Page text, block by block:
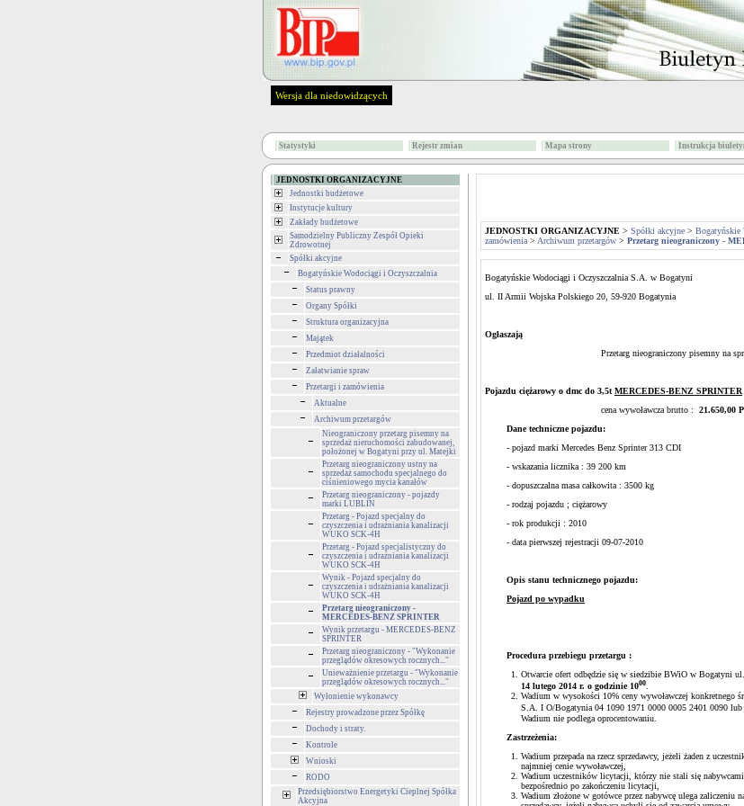
Wersja dla niedowidzących
Statystyki Rejestr zmian Mapa strony Instrukcja
JEDNOSTKI ORGANIZACYJNE
Jednostki budżetowe
Instytucje kultury
Zakłady budżetowe
Samodzielny Publiczny Zespół Opieki
Zdrowotnej
Spółki akcyjne
Bogatyńskie Wodociągi i Oczyszczalnia
Status prawny
Organy Spółki
Struktura organizacyjna
Majątek
Przedmiot działalności
Załatwianie spraw
Przetargi i zamówienia
Aktualne
Archiwum przetargów
Nieograniczony przetarg pisemny na
sprzedaż nieruchomości zabudowanej,
położonej w Bogatyni przy ul. Matejki
Przetarg nieograniczony ustny na
sprzedaż samochodu specjalnego do
ciśnieniowego mycia kanałów
Przetarg nieograniczony - pojazdy
marki LUBLIN
Przetarg - Pojazd specjalny do
czyszczenia i udrażniania kanalizacji
WUKO SCK-4H
Przetarg - Pojazd specjalistyczny do
czyszczenia i udrażniania kanalizacji
WUKO SCK-4H
Wynik - Pojazd specjalny do
czyszczenia i udrażniania kanalizacji
WUKO SCK-4H
Przetarg nieograniczony -
MERCEDES-BENZ SPRINTER
Wynik przetargu - MERCEDES-BENZ
SPRINTER
Przetarg nieograniczony - "Wykonanie
przeglądów okresowych rocznych..."
Unieważnienie przetargu - "Wykonanie
przeglądów okresowych rocznych..."
Wyłonienie wykonawcy
Rejestry prowadzone przez Spółkę
Dochody i straty.
Kontrole
Wnioski
RODO
Przedsiębiorstwo Energetyki Cieplnej Spółka
Akcyjna
JEDNOSTKI ORGANIZACYJNE > Spółki akcyjne > Bogatyńskie
zamówienia > Archiwum przetargów > Przetarg nieograniczony -
Bogatyńskie Wodociągi i Oczyszczalnia S.A. w Bogatyni
ul. II Armii Wojska Polskiego 20, 59-920 Bogatynia
Ogłaszają
Przetarg nieograniczony pisemny na
Pojazdu ciężarowy o dmc do 3,5t MERCEDES-BENZ SPRINTER
cena wywoławcza brutto : 21.650,00
Dane techniczne pojazdu:
- pojazd marki Mercedes Benz Sprinter 313 CDI
- wskazania licznika : 39 200 km
- dopuszczalna masa całkowita : 3500 kg
- rodzaj pojazdu ; ciężarowy
- rok produkcji : 2010
- data pierwszej rejestracji 09-07-2010
Opis stanu technicznego pojazdu:
Pojazd po wypadku
Procedura przebiegu przetargu :
Otwarcie ofert odbędzie się w siedzibie BWiO w Bogatyni
14 lutego 2014 r. o godzinie 1000.
Wadium w wysokości 10% ceny wywoławczej konkretnego
S.A. I O/Bogatynia 04 1090 1971 0000 0005 2401 0090
Wadium nie podlega
Zastrzeżenia:
Wadium przepada na rzecz sprzedawcy, jeżeli żaden z
najmniej cenie wywoławczej,
Wadium uczestników licytacji, którzy nie stali się
bezpośrednio po zakończeniu licytacji,
Wadium złożone w gotówce przez nabywcę ulega zaliczeniu